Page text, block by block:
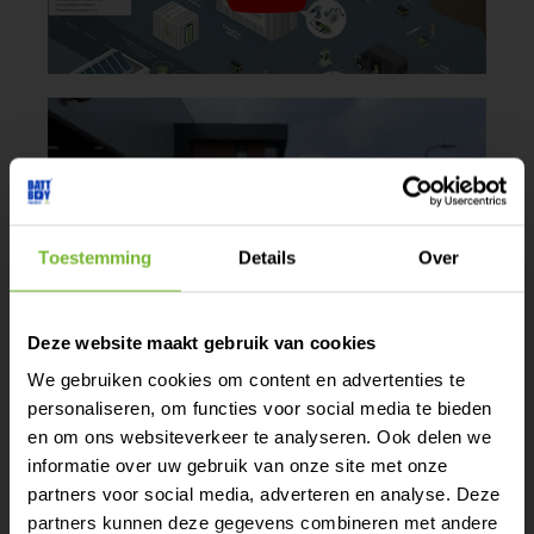
Toestemming Details Over
Deze website maakt gebruik van cookies
We gebruiken cookies om content en advertenties te
personaliseren, om functies voor social media te bieden
en om ons websiteverkeer te analyseren. Ook delen we
informatie over uw gebruik van onze site met onze
partners voor social media, adverteren en analyse. Deze
partners kunnen deze gegevens combineren met andere
Tijdelijk extra
vermogen nodig?
Huur of lease eenvoudig
een batterij voor elk
project.